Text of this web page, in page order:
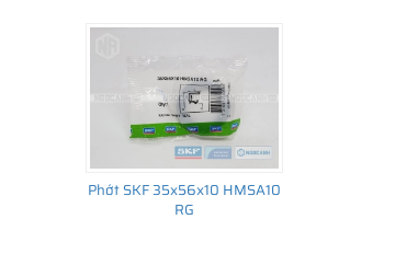
Phớt SKF 35x56x10 HMSA10
RG